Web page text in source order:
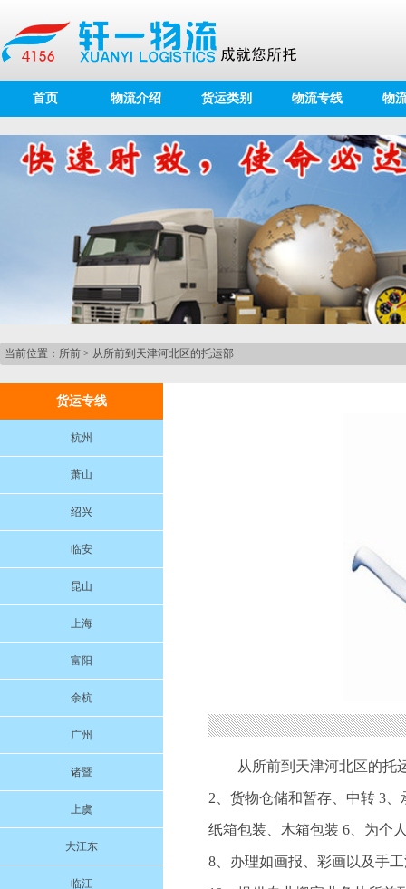
首页 物流介绍 货运类别 物流专线 物
当前位置： 所前 > 从所前到天津河北区的托运部
货运专线
杭州
萧山
绍兴
临安
昆山
上海
富阳
余杭
广州
诸暨
上虞
大江东
临江
从所前到天津河北区的托
2、货物仓储和暂存、中转 3
纸箱包装、木箱包装 6、为个
8、办理如画报、彩画以及手